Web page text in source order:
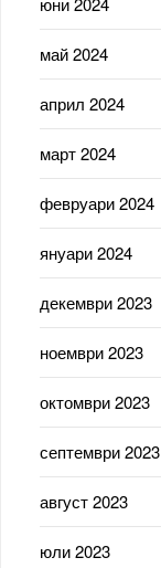
май 2024
април 2024
март 2024
февруари 2024
януари 2024
декември 2023
ноември 2023
октомври 2023
септември 2023
август 2023
юли 2023